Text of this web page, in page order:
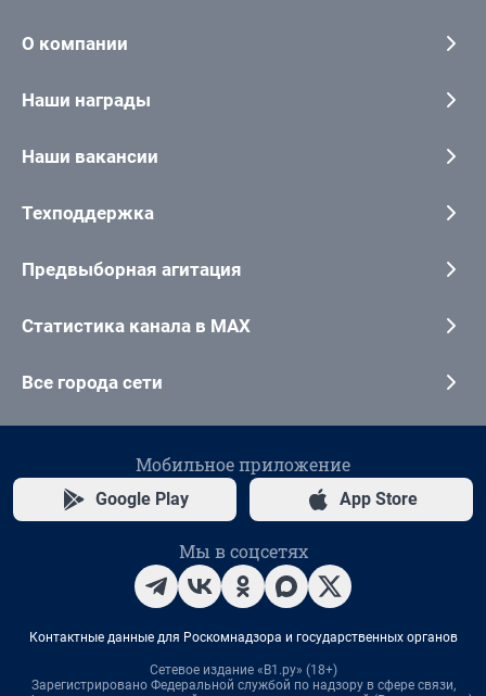
О компании
Наши награды
Наши вакансии
Техподдержка
Предвыборная агитация
Статистика канала в MAX
Все города сети
Мобильное приложение
Google Play App Store
Мы в соцсетях
Контактные данные для Роскомнадзора и государственных органов
Сетевое издание «В1.ру» (18+)
Зарегистрировано Федеральной службой по надзору в сфере связи,